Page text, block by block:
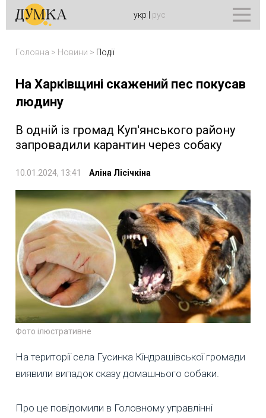
укр рус
Головна > Новини > Події
На Харківщині скажений пес покусав
людину
В одній із громад Куп'янського району
запровадили карантин через собаку
10.01.2024, 13:41 Аліна Лісічкіна
Фото ілюстративне
На території села Гусинка Кіндрашівської громади
виявили випадок сказу домашнього собаки.
Про це повідомили в Головному управлінні